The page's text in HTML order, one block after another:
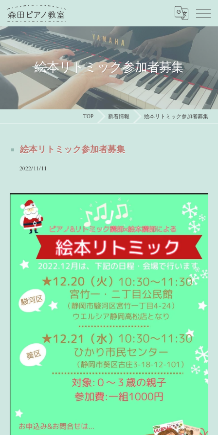
絵本リトミック参加者募集
TOP 新着情報 絵本リトミック参加者募集
絵本リトミック参加者募集
2022/11/11